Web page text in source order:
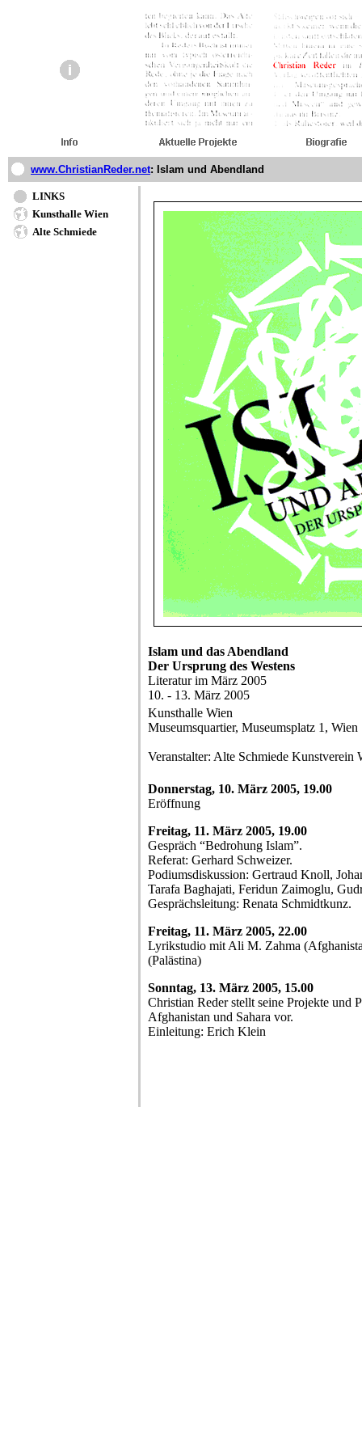
www.ChristianReder.net: Islam und Abendland
LINKS
Kunsthalle Wien
Alte Schmiede
Islam und das Abendland
Der Ursprung des Westens
Literatur im März 2005
10. - 13. März 2005
Kunsthalle Wien
Museumsquartier, Museumsplatz 1, Wien
Veranstalter: Alte Schmiede Kunstverein
Donnerstag, 10. März 2005, 19.00
Eröffnung
Freitag, 11. März 2005, 19.00
Gespräch “Bedrohung Islam”.
Referat: Gerhard Schweizer.
Podiumsdiskussion: Gertraud Knoll,
Tarafa Baghajati, Feridun Zaimoglu,
Gesprächsleitung: Renata Schmidtkunz.
Freitag, 11. März 2005, 22.00
Lyrikstudio mit Ali M. Zahma
(Palästina)
Sonntag, 13. März 2005, 15.00
Christian Reder stellt seine Projekte und
Afghanistan und Sahara vor.
Einleitung: Erich Klein